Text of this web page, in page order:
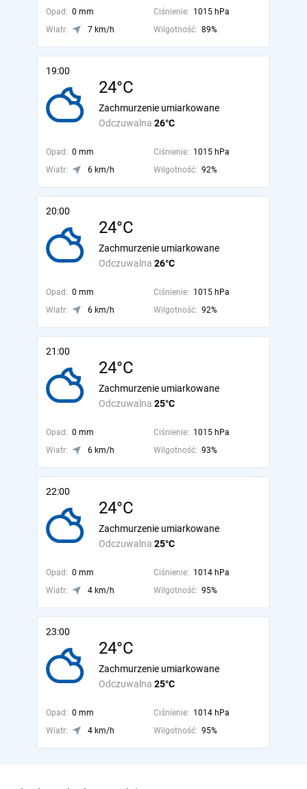
Opad: 0 mm Ciśnienie: 1015 hPa
Wiatr:
7 km/h Wilgotność: 89%
19:00
24°C
Odczuwalna 26°C
Zachmurzenie umiarkowane
Opad: 0 mm Ciśnienie: 1015 hPa
Wiatr:
6 km/h Wilgotność: 92%
20:00
24°C
Odczuwalna 26°C
Zachmurzenie umiarkowane
Opad: 0 mm Ciśnienie: 1015 hPa
Wiatr:
6 km/h Wilgotność: 92%
21:00
24°C
Odczuwalna 25°C
Zachmurzenie umiarkowane
Opad: 0 mm Ciśnienie: 1015 hPa
Wiatr:
6 km/h Wilgotność: 93%
22:00
24°C
Odczuwalna 25°C
Zachmurzenie umiarkowane
Opad: 0 mm Ciśnienie: 1014 hPa
Wiatr:
4 km/h Wilgotność: 95%
23:00
24°C
Odczuwalna 25°C
Zachmurzenie umiarkowane
Opad: 0 mm Ciśnienie: 1014 hPa
Wiatr:
4 km/h Wilgotność: 95%